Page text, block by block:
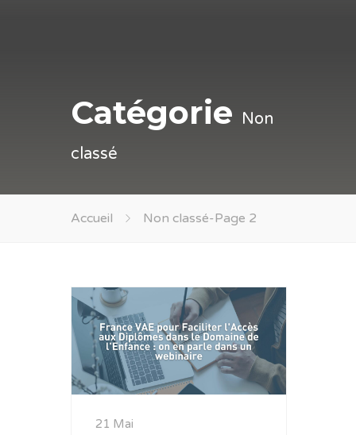
Catégorie Non
classé
Accueil Non classé-Page 2
21 Mai